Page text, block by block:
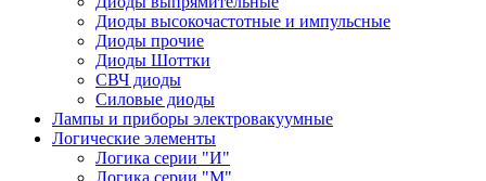
Диоды высокочастотные и импульсные
Диоды прочие
Диоды Шоттки
СВЧ диоды
Силовые диоды
Лампы и приборы электровакуумные
Логические элементы
Логика серии "И"
Логика серии "М"